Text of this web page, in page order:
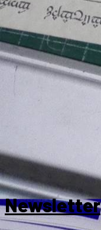
Newsletter